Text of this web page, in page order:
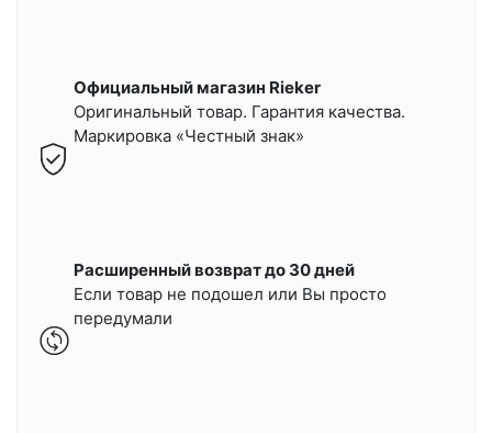
Официальный магазин Rieker
Оригинальный товар. Гарантия качества.
Маркировка «Честный знак»
Расширенный возврат до 30 дней
Если товар не подошел или Вы просто
передумали